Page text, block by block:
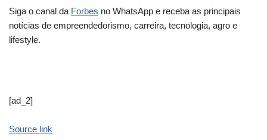
Siga o canal da Forbes no WhatsApp e receba as principais
notícias de empreendedorismo, carreira, tecnologia, agro e
lifestyle.
[ad_2]
Source link